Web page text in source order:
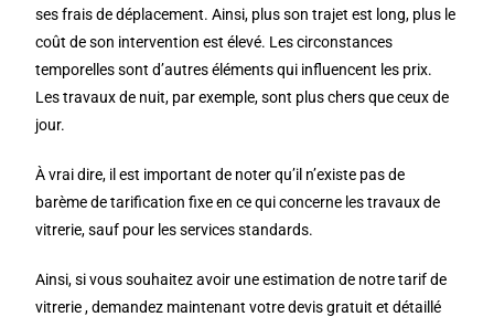
ses frais de déplacement. Ainsi, plus son trajet est long, plus le
coût de son intervention est élevé. Les circonstances
temporelles sont d’autres éléments qui influencent les prix.
Les travaux de nuit, par exemple, sont plus chers que ceux de
jour.
À vrai dire, il est important de noter qu’il n’existe pas de
barème de tarification fixe en ce qui concerne les travaux de
vitrerie, sauf pour les services standards.
Ainsi, si vous souhaitez avoir une estimation de notre tarif de
vitrerie , demandez maintenant votre devis gratuit et détaillé